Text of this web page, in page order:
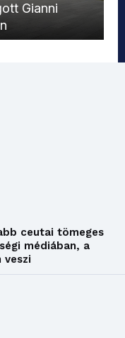
Gianni
ceutai tömeges
médiában, a
veszi